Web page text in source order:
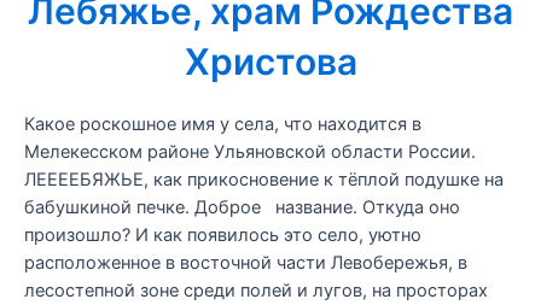
Лебяжье, храм Рождества
Христова
Какое роскошное имя у села, что находится в
Мелекесском районе Ульяновской области России.
ЛЕЕЕЕБЯЖЬЕ, как прикосновение к тёплой подушке на
бабушкиной печке. Доброе название. Откуда оно
произошло? И как появилось это село, уютно
расположенное в восточной части Левобережья, в
лесостепной зоне среди полей и лугов, на просторах